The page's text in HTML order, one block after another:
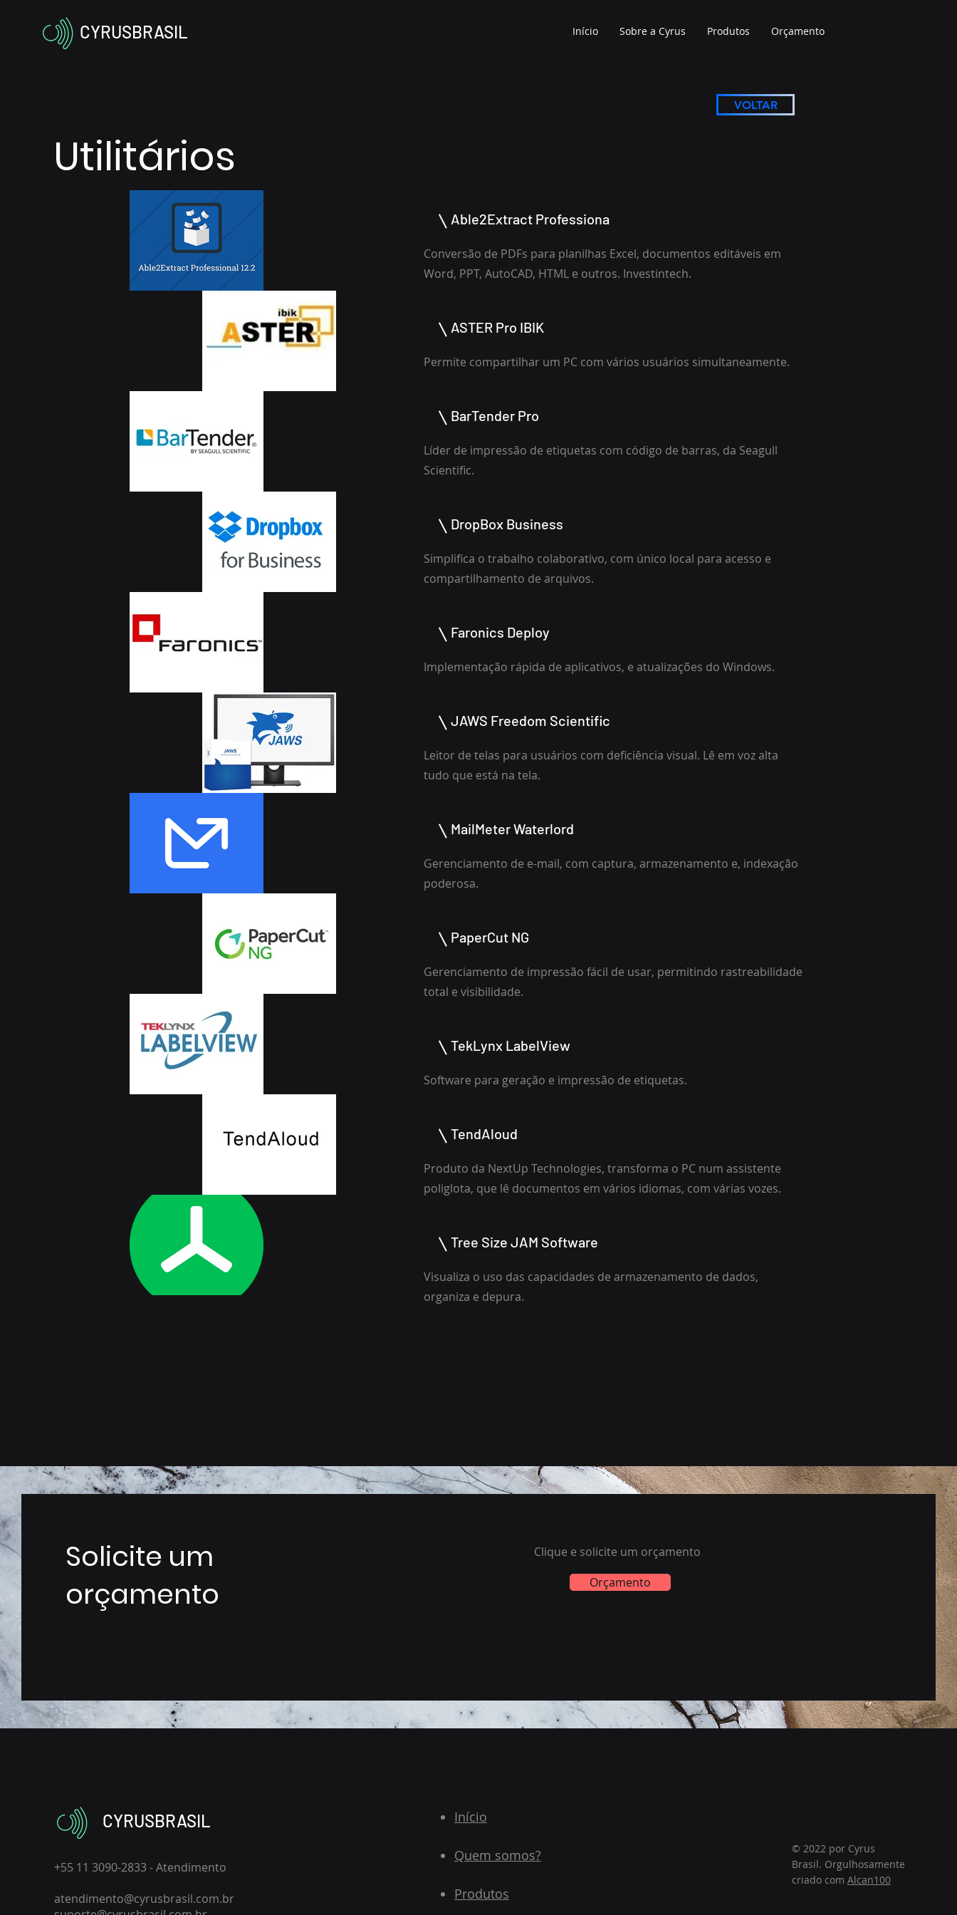
CYRUSBRASIL Início Sobre a Cyrus Produtos Orçamento
Utilitários
VOLTAR
Able2Extract Professiona
Conversão de PDFs para planilhas Excel, documentos editáveis em
Word, PPT, AutoCAD, HTML e outros. Investintech.
ASTER Pro IBIK
Permite compartilhar um PC com vários usuários simultaneamente.
BarTender Pro
Líder de impressão de etiquetas com código de barras, da Seagull
Scientific.
DropBox Business
Simplifica o trabalho colaborativo, com único local para acesso e
compartilhamento de arquivos.
Faronics Deploy
Implementação rápida de aplicativos, e atualizações do Windows.
JAWS Freedom Scientific
Leitor de telas para usuários com deficiência visual. Lê em voz alta
tudo que está na tela.
MailMeter Waterlord
Gerenciamento de e-mail, com captura, armazenamento e, indexação
poderosa.
PaperCut NG
Gerenciamento de impressão fácil de usar, permitindo rastreabilidade
total e visibilidade.
TekLynx LabelView
Software para geração e impressão de etiquetas.
TendAloud
Produto da NextUp Technologies, transforma o PC num assistente
poliglota, que lê documentos em vários idiomas, com várias vozes.
Tree Size JAM Software
Visualiza o uso das capacidades de armazenamento de dados,
organiza e depura.
Solicite um
orçamento
Clique e solicite um orçamento
Orçamento
CYRUSBRASIL
+55 11 3090-2833 - Atendimento
atendimento@cyrusbrasil.com.br
Início
Quem somos?
Produtos
© 2022 por Cyrus
Brasil. Orgulhosamente
criado comAlcan100